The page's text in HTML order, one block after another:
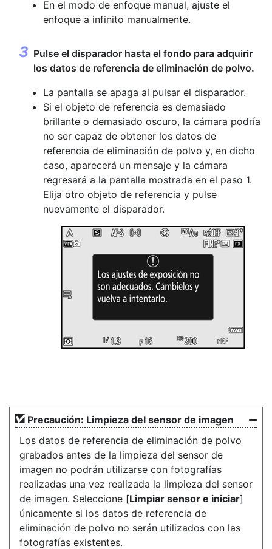
En el modo de enfoque manual, ajuste el
enfoque a infinito manualmente.
Pulse el disparador hasta el fondo para adquirir
los datos de referencia de eliminación de polvo.
La pantalla se apaga al pulsar el disparador.
Si el objeto de referencia es demasiado
brillante o demasiado oscuro, la cámara podría
no ser capaz de obtener los datos de
referencia de eliminación de polvo y, en dicho
caso, aparecerá un mensaje y la cámara
regresará a la pantalla mostrada en el paso 1.
Elija otro objeto de referencia y pulse
nuevamente el disparador.
Precaución: Limpieza del sensor de imagen
Los datos de referencia de eliminación de polvo
grabados antes de la limpieza del sensor de
imagen no podrán utilizarse con fotografías
realizadas una vez realizada la limpieza del sensor
de imagen. Seleccione [Limpiar sensor e iniciar]
únicamente si los datos de referencia de
eliminación de polvo no serán utilizados con las
fotografías existentes.